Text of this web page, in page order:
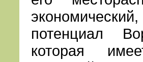
потенциал
которая